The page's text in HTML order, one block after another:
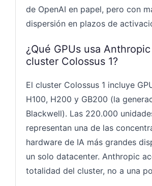
de OpenAI en papel, pero con
dispersión en plazos de
¿Qué GPUs usa
cluster Colossus 1?
El cluster Colossus 1 incluye
H100, H200 y GB200 (la
Blackwell). Las 220.000
representan una de las
hardware de IA más grandes
un solo datacenter. Anthropic
totalidad del cluster, no a una